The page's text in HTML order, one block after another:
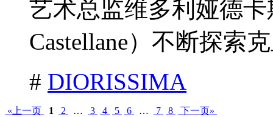
艺术总监维多利娅德卡
Castellane）不断探索
# DIORISSIMA
«上一页 1 2 … 3 4 5 6 … 7 8 下一页»